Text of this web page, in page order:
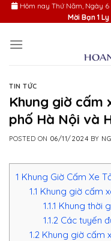
Skip
to
Hôm nay Thứ Năm, Ngày
Mời Bạn 1
TIN TỨC
Khung giờ cấm
phố Hà Nội và
POSTED ON 06/11/2024 BY
1 Khung Giờ Cấm Xe
1.1 Khung giờ cấm
1.1.1 Khung thời
1.1.2 Các tuyến
1.2 Khung giờ cấm